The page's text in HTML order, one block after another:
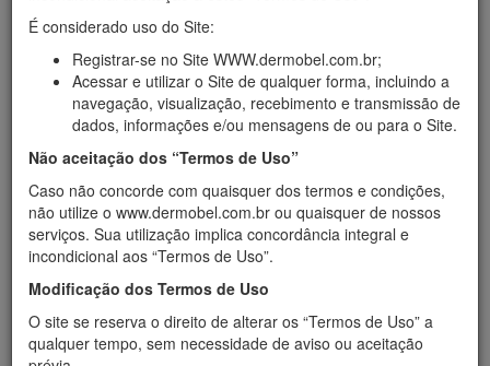
É considerado uso do Site:
Registrar-se no Site WWW.dermobel.com.br;
Acessar e utilizar o Site de qualquer forma, incluindo a
navegação, visualização, recebimento e transmissão de
dados, informações e/ou mensagens de ou para o Site.
Não aceitação dos “Termos de Uso”
Caso não concorde com quaisquer dos termos e condições,
não utilize o www.dermobel.com.br ou quaisquer de nossos
serviços. Sua utilização implica concordância integral e
incondicional aos “Termos de Uso”.
Modificação dos Termos de Uso
O site se reserva o direito de alterar os “Termos de Uso” a
qualquer tempo, sem necessidade de aviso ou aceitação
Nome
E-mail
Telefone
Celular